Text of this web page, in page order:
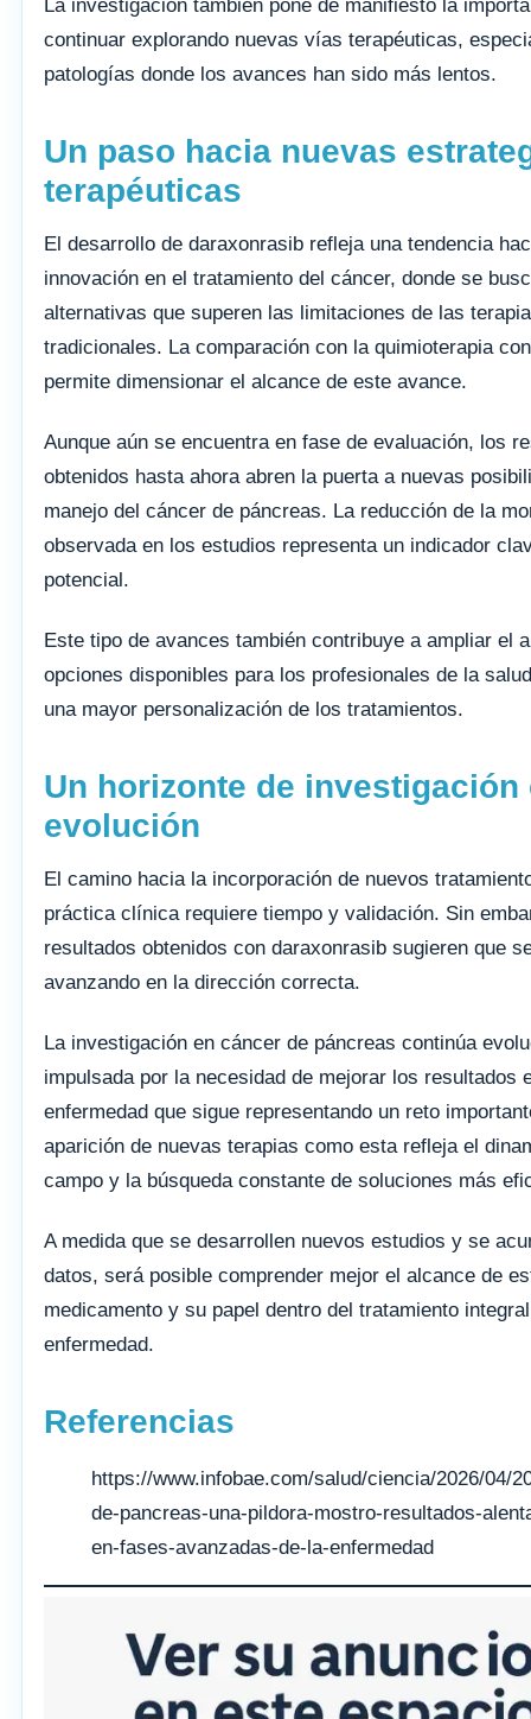
La investigación también pone de manifiesto la
continuar explorando nuevas vías terapéuticas,
patologías donde los avances han sido más lentos.
Un paso hacia nuevas
terapéuticas
El desarrollo de daraxonrasib refleja una tendencia
innovación en el tratamiento del cáncer, donde se
alternativas que superen las limitaciones de las
tradicionales. La comparación con la quimioterapia
permite dimensionar el alcance de este avance.
Aunque aún se encuentra en fase de evaluación, los
obtenidos hasta ahora abren la puerta a nuevas
manejo del cáncer de páncreas. La reducción de la
observada en los estudios representa un indicador
potencial.
Este tipo de avances también contribuye a ampliar el
opciones disponibles para los profesionales de la
una mayor personalización de los tratamientos.
Un horizonte de investigación
evolución
El camino hacia la incorporación de nuevos
práctica clínica requiere tiempo y validación. Sin
resultados obtenidos con daraxonrasib sugieren que
avanzando en la dirección correcta.
La investigación en cáncer de páncreas continúa
impulsada por la necesidad de mejorar los resultados
enfermedad que sigue representando un reto
aparición de nuevas terapias como esta refleja el
campo y la búsqueda constante de soluciones más
A medida que se desarrollen nuevos estudios y se
datos, será posible comprender mejor el alcance de
medicamento y su papel dentro del tratamiento
enfermedad.
Referencias
https://www.infobae.com/salud/ciencia/2026/04/
de-pancreas-una-pildora-mostro-resultados-
en-fases-avanzadas-de-la-enfermedad